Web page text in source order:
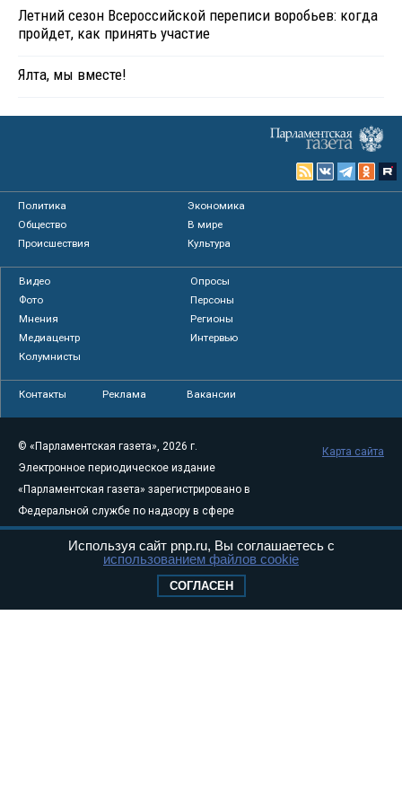
Летний сезон Всероссийской переписи воробьев: когда
пройдет, как принять участие
Ялта, мы вместе!
Политика
Экономика
Общество
В мире
Происшествия
Культура
Видео
Опросы
Фото
Персоны
Мнения
Регионы
Медиацентр
Интервью
Колумнисты
Контакты Реклама Вакансии
© «Парламентская газета», 2026 г.
Электронное периодическое издание
«Парламентская газета» зарегистрировано в
Федеральной службе по надзору в сфере
связи, информационных технологий и
массовых коммуникаций (Роскомнадзор) 05
Свидетельство о регистрации Эл № ФС77-
Карта сайта
Используя сайт pnp.ru, Вы соглашаетесь с
использованием файлов cookie
СОГЛАСЕН